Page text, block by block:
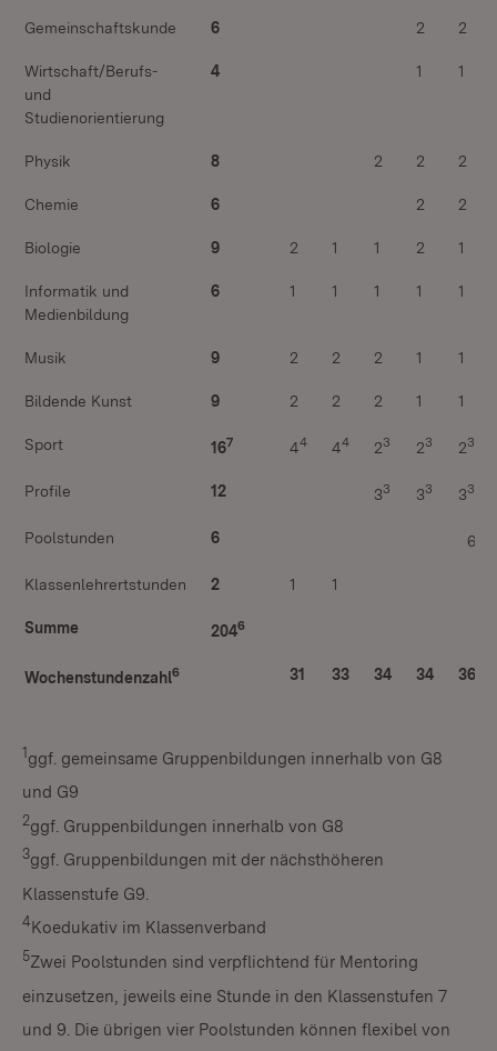
Gemeinschaftskunde 6 2 2
Wirtschaft/Berufs-
und
Studienorientierung
4 1 1
Physik 8 2 2 2
Chemie 6 2 2
Biologie 9 2 1 1 2 1
Informatik und
Medienbildung
6 1 1 1 1 1
Musik 9 2 2 2 1 1
Bildende Kunst 9 2 2 2 1 1
Sport 167 44 44 23 23 23
Profile 12 33 33 33
Poolstunden 6 6
Klassenlehrertstunden 2 1 1
Summe 2046
Wochenstundenzahl6 31 33 34 34 36
1ggf. gemeinsame Gruppenbildungen innerhalb von G8
und G9
2ggf. Gruppenbildungen innerhalb von G8
3ggf. Gruppenbildungen mit der nächsthöheren
Klassenstufe G9.
4 Koedukativ im Klassenverband
5Zwei Poolstunden sind verpflichtend für Mentoring
einzusetzen, jeweils eine Stunde in den Klassenstufen 7
und 9. Die übrigen vier Poolstunden können flexibel von